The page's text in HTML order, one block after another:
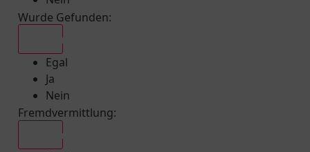
Wurde Gefunden:
Egal
Ja
Nein
Fremdvermittlung: